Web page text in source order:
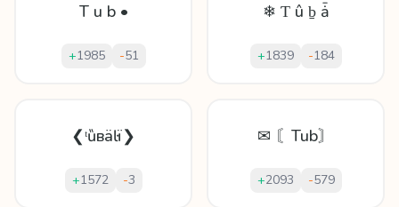
T u b •
+1985 -51
❄ Ƭ û ḇ ǡ
+1839 -184
❮ᵗȕвäŀï❯
+1572 -3
✉ 〘Tub〙
+2093 -579